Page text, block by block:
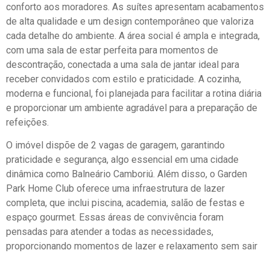
conforto aos moradores. As suítes apresentam acabamentos
de alta qualidade e um design contemporâneo que valoriza
cada detalhe do ambiente. A área social é ampla e integrada,
com uma sala de estar perfeita para momentos de
descontração, conectada a uma sala de jantar ideal para
receber convidados com estilo e praticidade. A cozinha,
moderna e funcional, foi planejada para facilitar a rotina diária
e proporcionar um ambiente agradável para a preparação de
refeições.
O imóvel dispõe de 2 vagas de garagem, garantindo
praticidade e segurança, algo essencial em uma cidade
dinâmica como Balneário Camboriú. Além disso, o Garden
Park Home Club oferece uma infraestrutura de lazer
completa, que inclui piscina, academia, salão de festas e
espaço gourmet. Essas áreas de convivência foram
pensadas para atender a todas as necessidades,
proporcionando momentos de lazer e relaxamento sem sair